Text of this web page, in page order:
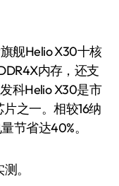
舰Helio X30十核
内存，还支
科Helio X30是市
之一。相较16纳
节省达40%。
。